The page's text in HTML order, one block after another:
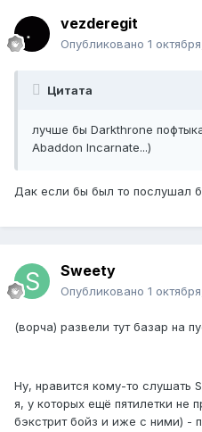
vezderegit
Опубликовано 1
Цитата
лучше бы Darkthrone
Abaddon Incarnate...)
Дак если бы был то послушал
Sweety
Опубликовано 1
(ворча) развели тут базар на
Ну, нравится кому-то слушать
я, у которых ещё пятилетки не
бэкстрит бойз и иже с ними) -